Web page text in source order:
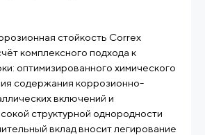
стойкость Correx
комплексного подхода к
оптимизированного химического
содержания коррозионно-
включений и
структурной однородности
вклад вносит легирование